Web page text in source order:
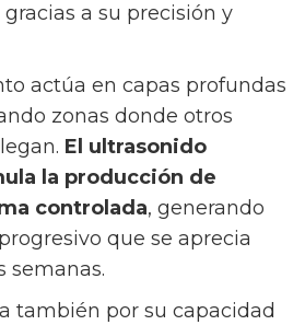
a su precisión y
actúa en capas profundas
zonas donde otros
El ultrasonido
la producción de
controlada, generando
que se aprecia
semanas.
también por su capacidad